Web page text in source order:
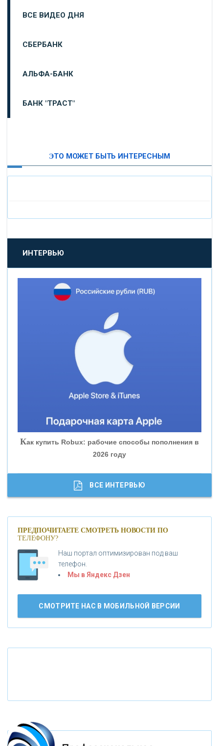
ВСЕ ВИДЕО ДНЯ
СБЕРБАНК
АЛЬФА-БАНК
БАНК "ТРАСТ"
«БАНК САНКТ-ПЕТЕРБУРГ»
«ПРОМСВЯЗЬБАНК»
«НОВИКОМБАНК»
«ВНЕШПРОМБАНК»
«БАНК ГЛОБЭКС»
«СОВКОМБАНК»
«ГАЗПРОМБАНК»
«МОСКОВСКИЙ КРЕДИТНЫЙ БАНК»
«БАНК ВОЗРОЖДЕНИЕ»
АО «КРЕДИТ ЕВРОПА БАНК»
«ФК ОТКРЫТИЕ»
ЭТО МОЖЕТ БЫТЬ ИНТЕРЕСНЫМ
ИНТЕРВЬЮ
Как купить Robux: рабочие способы пополнения в
2026 году
Банки.ру обновил логотип впервые за 19 лет -
ВСЕ ИНТЕРВЬЮ
ПРЕДПОЧИТАЕТЕ СМОТРЕТЬ НОВОСТИ ПО
ТЕЛЕФОНУ?
Наш портал оптимизирован под ваш
телефон.
Мы в Яндекс Дзен
СМОТРИТЕ НАС В МОБИЛЬНОЙ ВЕРСИИ